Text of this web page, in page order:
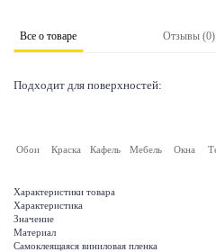
Все о товаре Отзывы (0)
Подходит для поверхностей:
Обои Краска Кафель Мебель Окна
Характеристики товара
Характеристика
Значение
Материал
Самоклеящаяся виниловая пленка